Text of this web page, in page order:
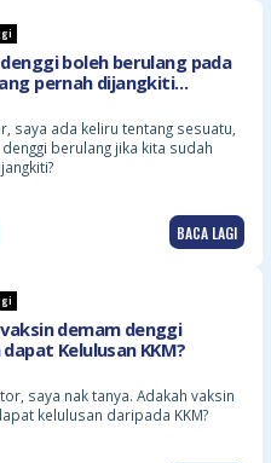
boleh berulang pada
pernah dijangkiti
saya ada keliru tentang sesuatu,
berulang jika kita sudah
BACA LAGI
demam denggi
Kelulusan KKM?
saya nak tanya. Adakah vaksin
kelulusan daripada KKM?